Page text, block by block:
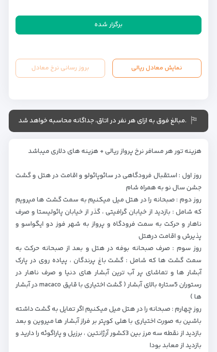
برگزار شده
نمایش معادل ریالی بروز رسانی نرخ معادل
.مبالغ فوق به ازای هر نفر در اتاق، جداگانه محاسبه خواهد شد
هزینه تور هر مسافر نرخ پرواز ریالی + هزینه های دلاری میباشد
روز اول : استقبال فرودگاهی در سائوپائولو و اقامت در هتل و گشت
جشن سال نو به همراه شام
روز دوم : صبحانه را در هتل میل میکنیم به سمت گشت ها میرویم
که شامل : بازدید از خیابان گرافیتی ، گذر از خیابان پائولیستا و صرف
ناهار و حرکت به سمت فرودگاه و پرواز به شهر فوز دو ایگواسو و
پذیرش و اقامت درهتل
روز سوم : صرف صبحانه بوفه در هتل و بعد از صبحانه حرکت به
سمت گشت ها که شامل : گشت باغ پرندگان ، پیاده روی در پارک
آبشار ها و تماشای پر آب ترین آبشار های دنیا و صرف ناهار در
رستوران 5ستاره بالای آبشار ( گشت اختیاری با قایق macaco در آبشار
ها )
روز چهارم : صبحانه را در هتل میل میکنیم اگر تمایل به گشت داشته
باشین به صورت اختیاری با هلی کوپتر بر فراز آبشار ها میروین و بعد
بازدید از نقطه سه مرز بین 3کشور آرژانتین ، برزیل و پاراگوئه را دارید و
بازدید از معابد بودا